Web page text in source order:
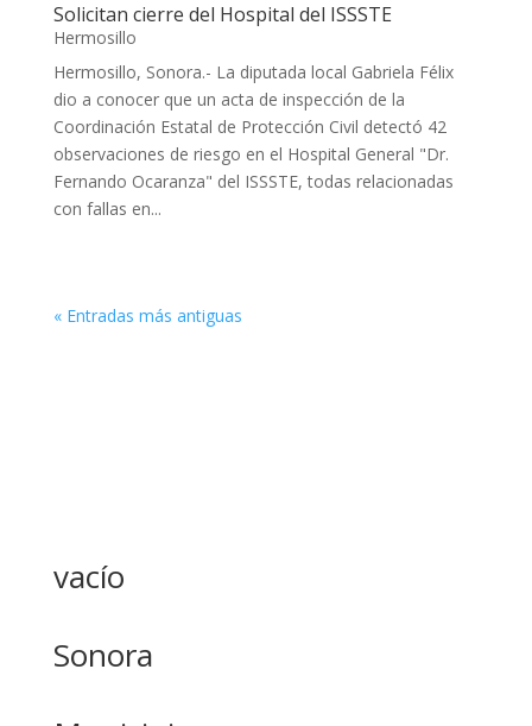
Solicitan cierre del Hospital del ISSSTE
Hermosillo
Hermosillo, Sonora.- La diputada local Gabriela Félix
dio a conocer que un acta de inspección de la
Coordinación Estatal de Protección Civil detectó 42
observaciones de riesgo en el Hospital General "Dr.
Fernando Ocaranza" del ISSSTE, todas relacionadas
con fallas en...
« Entradas más antiguas
vacío
Sonora